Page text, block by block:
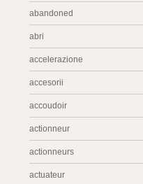
abandoned
abri
accelerazione
accesorii
accoudoir
actionneur
actionneurs
actuateur